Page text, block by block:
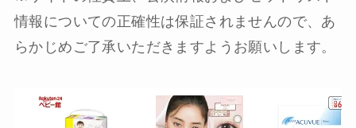
情報についての正確性は保証されませんので、あ
らかじめご了承いただきますようお願いします。